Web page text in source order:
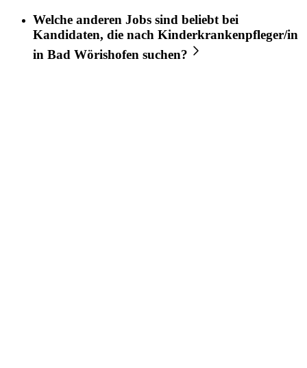
Welche anderen Jobs sind beliebt bei
Kandidaten, die nach Kinderkrankenpfleger/in
in Bad Wörishofen suchen?